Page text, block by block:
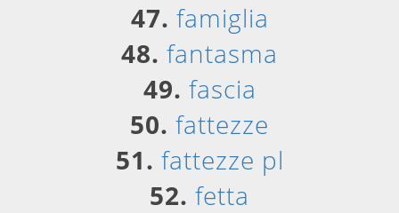
47. famiglia
48. fantasma
49. fascia
50. fattezze
51. fattezze pl
52. fetta